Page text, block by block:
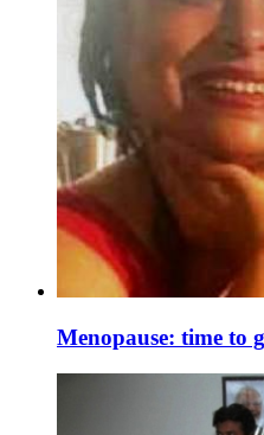
Menopause: time to